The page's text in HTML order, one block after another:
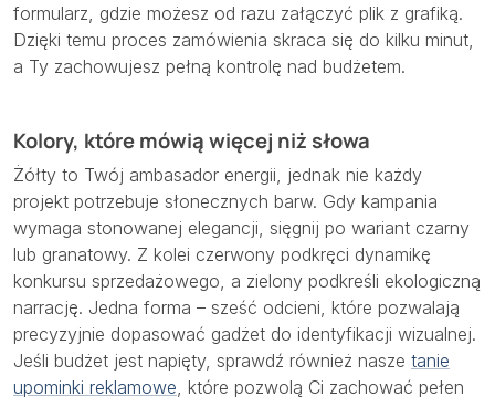
formularz, gdzie możesz od razu załączyć plik z grafiką.
Dzięki temu proces zamówienia skraca się do kilku minut,
a Ty zachowujesz pełną kontrolę nad budżetem.
Kolory, które mówią więcej niż słowa
Żółty to Twój ambasador energii, jednak nie każdy
projekt potrzebuje słonecznych barw. Gdy kampania
wymaga stonowanej elegancji, sięgnij po wariant czarny
lub granatowy. Z kolei czerwony podkręci dynamikę
konkursu sprzedażowego, a zielony podkreśli ekologiczną
narrację. Jedna forma – sześć odcieni, które pozwalają
precyzyjnie dopasować gadżet do identyfikacji wizualnej.
Jeśli budżet jest napięty, sprawdź również nasze tanie
upominki reklamowe , które pozwolą Ci zachować pełen